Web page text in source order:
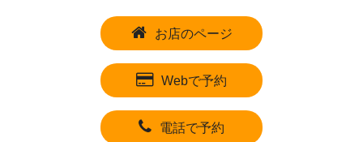
お店のページ
Webで予約
電話で予約